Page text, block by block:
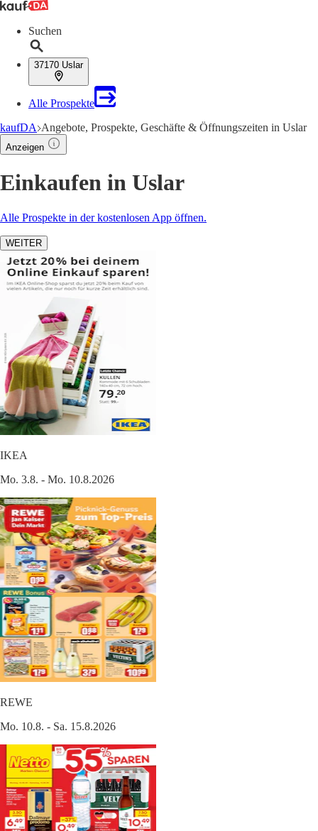
Suchen
37170 Uslar
Alle Prospekte
kaufDA Angebote, Prospekte, Geschäfte & Öffnungszeiten in Uslar
Anzeigen
Einkaufen in Uslar
Alle Prospekte in der kostenlosen App öffnen.
WEITER
IKEA
Mo. 3.8. - Mo. 10.8.2026
REWE
Mo. 10.8. - Sa. 15.8.2026